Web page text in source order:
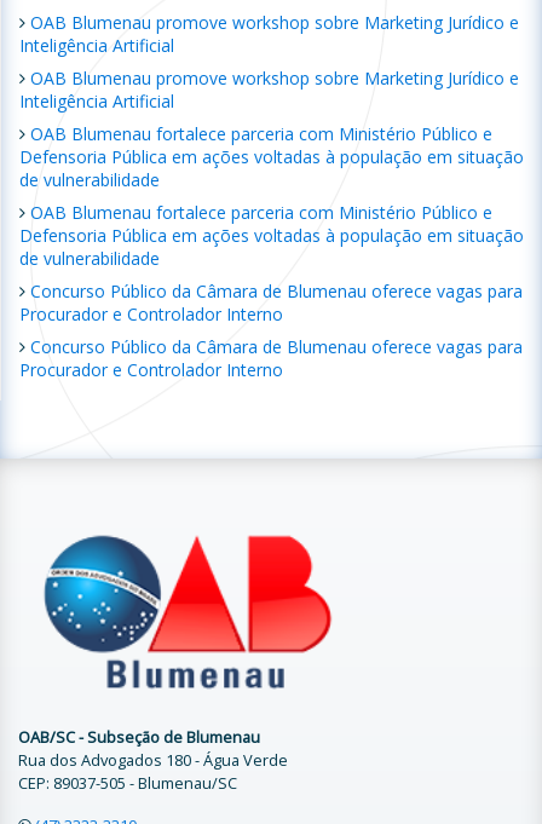
OAB Blumenau promove workshop sobre Marketing Jurídico e
Inteligência Artificial
OAB Blumenau promove workshop sobre Marketing Jurídico e
Inteligência Artificial
OAB Blumenau fortalece parceria com Ministério Público e
Defensoria Pública em ações voltadas à população em situação
de vulnerabilidade
OAB Blumenau fortalece parceria com Ministério Público e
Defensoria Pública em ações voltadas à população em situação
de vulnerabilidade
Concurso Público da Câmara de Blumenau oferece vagas para
Procurador e Controlador Interno
Concurso Público da Câmara de Blumenau oferece vagas para
Procurador e Controlador Interno
OAB/SC - Subseção de Blumenau
Rua dos Advogados 180 - Água Verde
CEP: 89037-505 - Blumenau/SC